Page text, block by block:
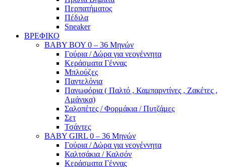
Περπατήματος
Πέδιλα
Sneaker
ΒΡΕΦΙΚΟ
ΒΑΒΥ ΒΟΥ 0 – 36 Μηνών
Γούρια / Δώρα για νεογέννητα
Κεράσματα Γέννας
Μπλούζες
Παντελόνια
Πανωφόρια ( Παλτό , Καμπαρντίνες , Ζακέτες ,
Αμάνικα)
Σαλοπέτες / Φορμάκια / Πυτζάμες
Σετ
Τσάντες
BABY GIRL 0 – 36 Μηνών
Γούρια / Δώρα για νεογέννητα
Καλτσάκια / Καλσόν
Κεράσματα Γέννας